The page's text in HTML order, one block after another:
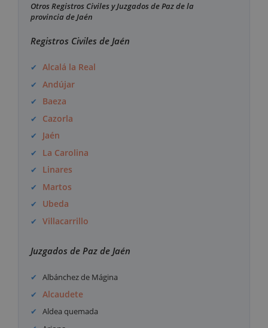
Otros Registros Civiles y Juzgados de Paz de la
provincia de Jaén
Registros Civiles de Jaén
Alcalá la Real
Andújar
Baeza
Cazorla
Jaén
La Carolina
Linares
Martos
Ubeda
Villacarrillo
Juzgados de Paz de Jaén
Albánchez de Mágina
Alcaudete
Aldea quemada